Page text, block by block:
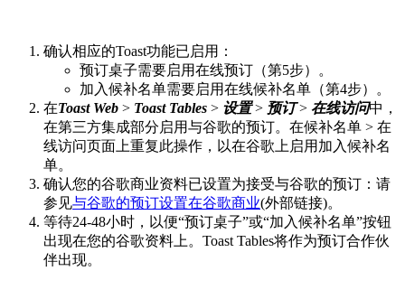
确认相应的Toast功能已启用：
预订桌子需要启用在线预订（第5步）。
加入候补名单需要启用在线候补名单（第4步）。
在Toast Web > Toast Tables > 设置> 预订> 在线访问中，
在第三方集成部分启用与谷歌的预订。在候补名单 > 在
线访问页面上重复此操作，以在谷歌上启用加入候补名
单。
确认您的谷歌商业资料已设置为接受与谷歌的预订：请
参见与谷歌的预订设置在谷歌商业(外部链接)。
等待24-48小时，以便“预订桌子”或“加入候补名单”按钮
出现在您的谷歌资料上。Toast Tables将作为预订合作伙
伴出现。